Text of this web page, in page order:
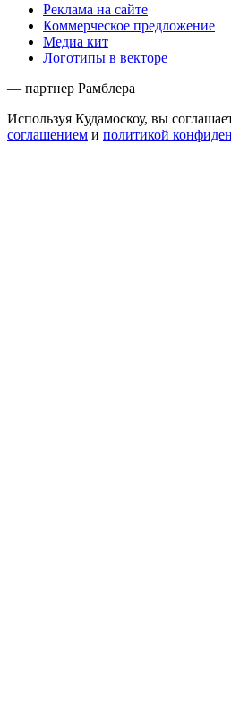
Реклама на сайте
Коммерческое предложение
Медиа кит
Логотипы в векторе
— партнер Рамблера
Используя Кудамоскоу, вы
соглашением и политикой